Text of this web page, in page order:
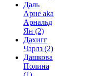
Даль
Арне aka
Арнальд
Ян (2)
Дахигг
Чарлз (2)
Дашкова
Полина